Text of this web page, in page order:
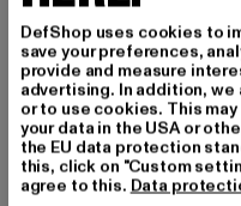
Hvilke produkter er du
MÆND
KVINDER
E-MAIL
DefShop uses cookies to
save your preferences,
provide and measure
advertising. In addition,
or to use cookies. This
your data in the USA or
the EU data protection
this, click on "Custom
agree to this. Data